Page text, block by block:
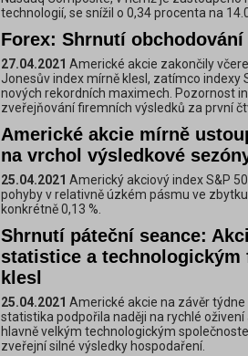
technologií, se snížil o 0,34 procenta na
Forex: Shrnutí obchodování
27.04.2021 Americké akcie zakončily
Jonesův index mírně klesl, zatímco indexy
nových rekordních maximech. Pozornost
zveřejňování firemních výsledků za první
Americké akcie mírně
na vrchol výsledkové
25.04.2021 Americký akciový index S&P
pohyby v relativně úzkém pásmu ve
konkrétně 0,13 %.
Shrnutí páteční seance:
statistice a
klesl
25.04.2021 Americké akcie na závěr
statistika podpořila naději na rychlé
hlavně velkým technologickým
zveřejní silné výsledky hospodaření.